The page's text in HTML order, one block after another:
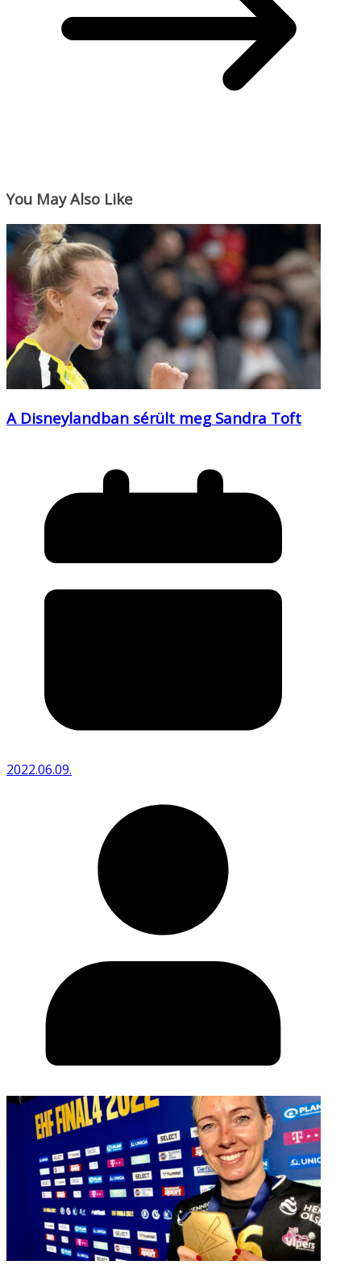
You May Also Like
A Disneylandban sérült meg Sandra Toft
2022.06.09.